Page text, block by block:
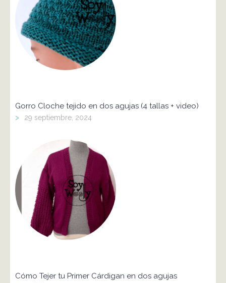
Gorro Cloche tejido en dos agujas (4 tallas + video)
> 29 septiembre, 2024
Cómo Tejer tu Primer Cárdigan en dos agujas